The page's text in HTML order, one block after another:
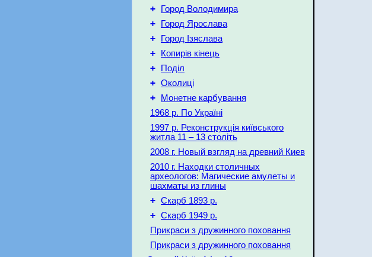
+ Город Володимира
+ Город Ярослава
+ Город Ізяслава
+ Копирів кінець
+ Поділ
+ Околиці
+
Монетне карбування
1968 р. По Україні
1997 р. Реконструкція київського
житла 11 – 13 століть
2008 г. Новый взгляд на древний Киев
2010 г. Находки столичных
археологов: Магические амулеты и
шахматы из глины
+ Скарб 1893 р.
+ Скарб 1949 р.
Прикраси з дружинного поховання
Прикраси з дружинного поховання